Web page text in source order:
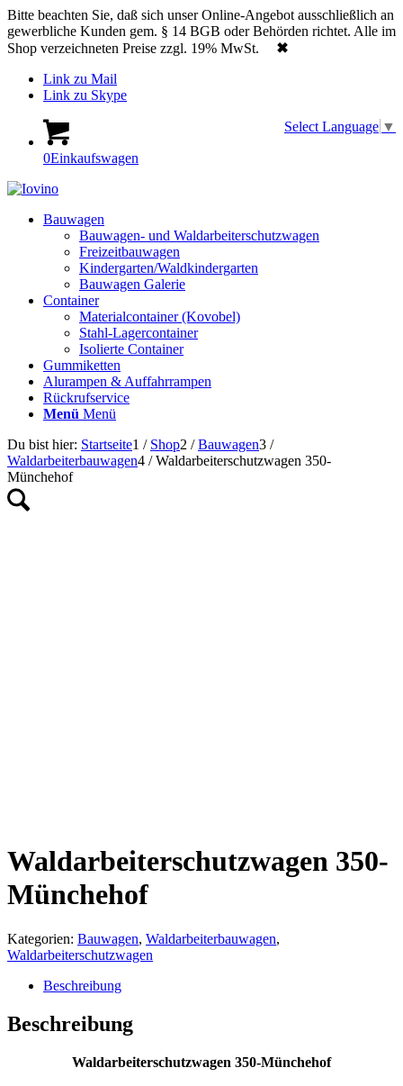
Bitte beachten Sie, daß sich unser Online-Angebot ausschließlich an
gewerbliche Kunden gem. § 14 BGB oder Behörden richtet. Alle im
Shop verzeichneten Preise zzgl. 19% MwSt.
✖
Link zu Mail
Link zu Skype
Select Language ▼
0Einkaufswagen
Bauwagen
Bauwagen- und Waldarbeiterschutzwagen
Freizeitbauwagen
Kindergarten/Waldkindergarten
Bauwagen Galerie
Container
Materialcontainer (Kovobel)
Stahl-Lagercontainer
Isolierte Container
Gummiketten
Alurampen & Auffahrrampen
Rückrufservice
Menü Menü
Du bist hier: Startseite1 / Shop2 / Bauwagen3 /
Waldarbeiterbauwagen4 / Waldarbeiterschutzwagen 350-
Münchehof
Waldarbeiterschutzwagen 350-
Münchehof
Kategorien: Bauwagen, Waldarbeiterbauwagen,
Waldarbeiterschutzwagen
Beschreibung
Beschreibung
Waldarbeiterschutzwagen 350-Münchehof